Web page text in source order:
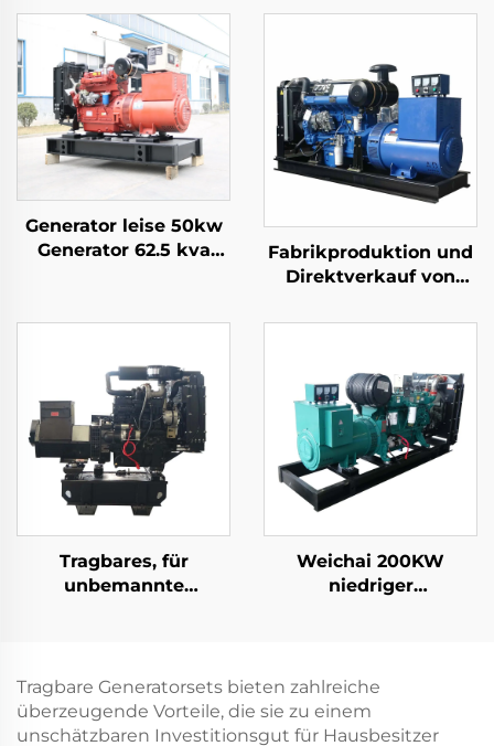
Generator leise 50kw
Generator 62.5 kva
Fabrikproduktion und
Direktverkauf von
Dieselgeneratoren von
Tragbares, für
unbemannte
Laden
Weichai 200KW
niedriger
Dieselgenerator
Tragbare Generatorsets bieten zahlreiche
überzeugende Vorteile, die sie zu einem
unschätzbaren Investitionsgut für Hausbesitzer